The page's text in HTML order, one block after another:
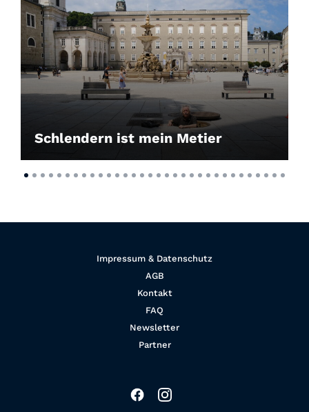
Schlendern ist mein Metier
Impressum & Datenschutz
AGB
Kontakt
FAQ
Newsletter
Partner